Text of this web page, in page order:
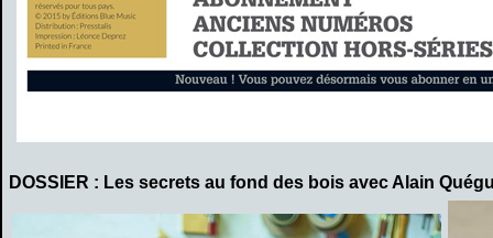
DOSSIER : Les secrets au fond des bois avec Alain